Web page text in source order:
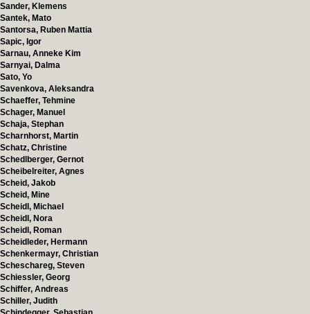
Sander, Klemens
Santek, Mato
Santorsa, Ruben Mattia
Sapic, Igor
Sarnau, Anneke Kim
Sarnyai, Dalma
Sato, Yo
Savenkova, Aleksandra
Schaeffer, Tehmine
Schager, Manuel
Schaja, Stephan
Scharnhorst, Martin
Schatz, Christine
Schedlberger, Gernot
Scheibelreiter, Agnes
Scheid, Jakob
Scheid, Mine
Scheidl, Michael
Scheidl, Nora
Scheidl, Roman
Scheidleder, Hermann
Schenkermayr, Christian
Scheschareg, Steven
Schiessler, Georg
Schiffer, Andreas
Schiller, Judith